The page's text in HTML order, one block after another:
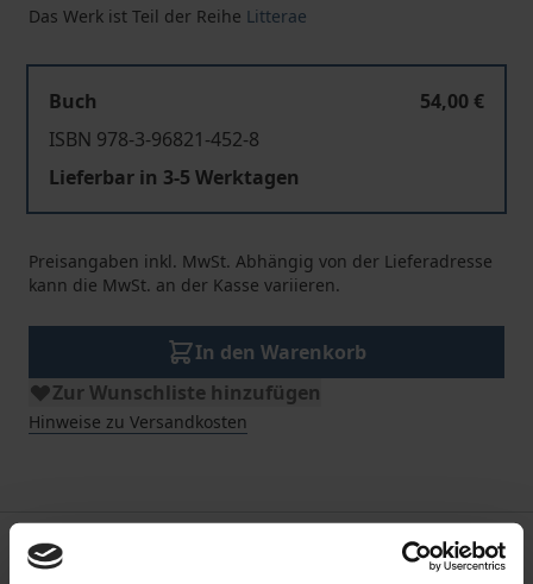
Das Werk ist Teil der Reihe Litterae
Buch
54,00 €
ISBN 978-3-96821-452-8
Lieferbar in 3-5 Werktagen
Preisangaben inkl. MwSt. Abhängig von der Lieferadresse
kann die MwSt. an der Kasse variieren.
In den Warenkorb
Zur Wunschliste hinzufügen
Hinweise zu Versandkosten
Beschreibung